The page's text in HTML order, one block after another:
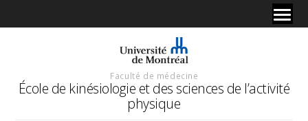
Faculté de médecine
École de kinésiologie et des sciences de l’activité
physique